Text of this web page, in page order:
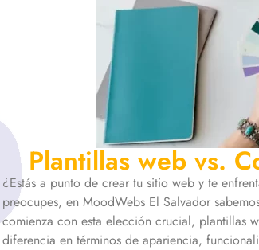
Plantillas web vs.
¿Estás a punto de crear tu sitio web y te
preocupes, en MoodWebs El Salvador
comienza con esta elección crucial, plantillas
diferencia en términos de apariencia,